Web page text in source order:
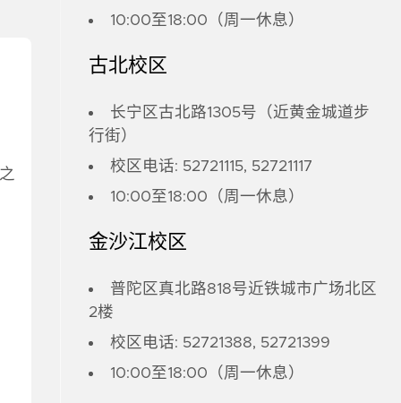
10:00至18:00（周一休息）
古北校区
长宁区古北路1305号（近黄金城道步
行街）
校区电话: 52721115, 52721117
10:00至18:00（周一休息）
金沙江校区
普陀区真北路818号近铁城市广场北区
2楼
校区电话: 52721388, 52721399
10:00至18:00（周一休息）